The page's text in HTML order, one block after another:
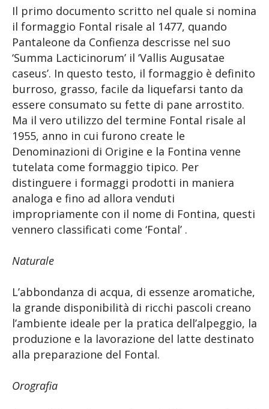
Il primo documento scritto nel quale si nomina
il formaggio Fontal risale al 1477, quando
Pantaleone da Confienza descrisse nel suo
‘Summa Lacticinorum’ il ‘Vallis Augusatae
caseus’. In questo testo, il formaggio è definito
burroso, grasso, facile da liquefarsi tanto da
essere consumato su fette di pane arrostito.
Ma il vero utilizzo del termine Fontal risale al
1955, anno in cui furono create le
Denominazioni di Origine e la Fontina venne
tutelata come formaggio tipico. Per
distinguere i formaggi prodotti in maniera
analoga e fino ad allora venduti
impropriamente con il nome di Fontina, questi
vennero classificati come ‘Fontal’ .
Naturale
L’abbondanza di acqua, di essenze aromatiche,
la grande disponibilità di ricchi pascoli creano
l’ambiente ideale per la pratica dell’alpeggio, la
produzione e la lavorazione del latte destinato
alla preparazione del Fontal.
Orografia